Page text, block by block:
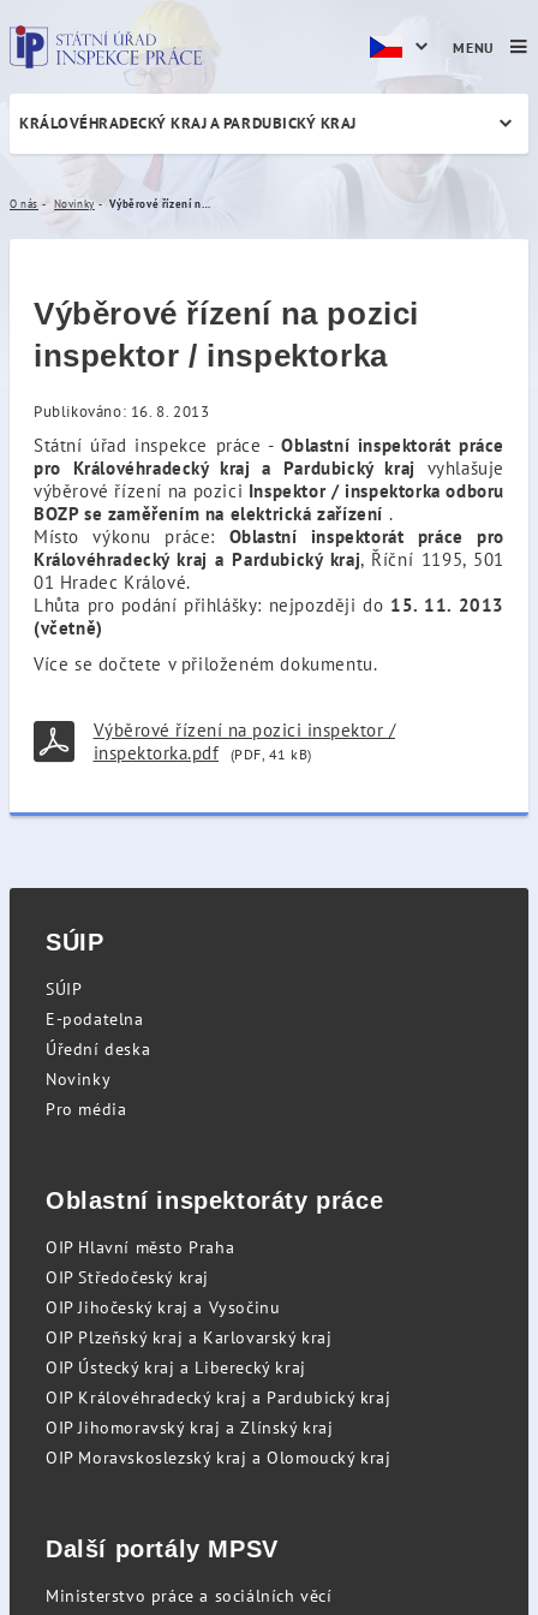
Výběrové řízení na pozici
KRÁLOVÉHRADECKÝ KRAJ A PARDUBICKÝ KRAJ
O nás Novinky
Výběrové řízení na pozici
inspektor / inspektorka
Publikováno: 16. 8. 2013
Státní úřad inspekce práce -Oblastní inspektorát práce
pro Královéhradecký kraj a Pardubický kraj vyhlašuje
výběrové řízení na pozici Inspektor / inspektorka odboru
BOZP se zaměřením na elektrická zařízení .
Místo výkonu práce: Oblastní inspektorát práce pro
Královéhradecký kraj a Pardubický kraj, Říční 1195, 501
01 Hradec Králové.
Lhůta pro podání přihlášky: nejpozději do 15. 11. 2013
(včetně)
Více se dočtete v přiloženém dokumentu.
Výběrové řízení na pozici inspektor /
inspektorka.pdf
(PDF, 41 kB)
MENU
SÚIP
SÚIP
E-podatelna
Úřední deska
Novinky
Pro média
Oblastní inspektoráty práce
OIP Hlavní město Praha
OIP Středočeský kraj
OIP Jihočeský kraj a Vysočinu
OIP Plzeňský kraj a Karlovarský kraj
OIP Ústecký kraj a Liberecký kraj
OIP Královéhradecký kraj a Pardubický kraj
OIP Jihomoravský kraj a Zlínský kraj
OIP Moravskoslezský kraj a Olomoucký kraj
Další portály MPSV
Ministerstvo práce a sociálních věcí